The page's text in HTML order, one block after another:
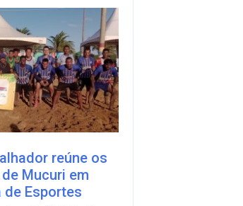
reúne os
Mucuri em
de Esportes